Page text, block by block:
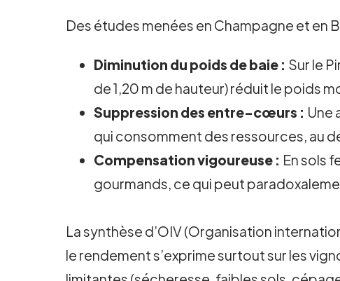
Des études menées en Champagne et en
Diminution du poids de baie : Sur le
de 1,20 m de hauteur) réduit le poids
Suppression des entre-cœurs : Une
qui consomment des ressources, au
Compensation vigoureuse : En sols
gourmands, ce qui peut
La synthèse d’OIV (Organisation
le rendement s’exprime surtout sur les